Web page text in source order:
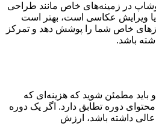
در زمینه‌های خاص مانند طراحی
ویرایش عکاسی است، بهتر است
خاص شما را پوشش دهد و تمرکز
باشد.
مطمئن شوید که هزینه‌ای که
دوره تطابق دارد. اگر یک دوره
داشته باشد، ارزش